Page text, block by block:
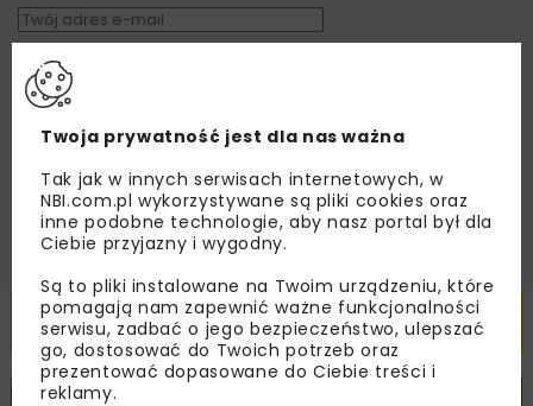
Zapoznałam/em się z
Regulaminem
podany przeze mnie adres e-mail korespondencji
ZAPISZ MNIE
Powiązane artykuły
Twoja prywatność jest dla nas ważna
Tak jak w innych serwisach internetowych, w
NBI.com.pl wykorzystywane są pliki cookies oraz
inne podobne technologie, aby nasz portal był dla
Ciebie przyjazny i wygodny.
Są to pliki instalowane na Twoim urządzeniu, które
pomagają nam zapewnić ważne funkcjonalności
serwisu, zadbać o jego bezpieczeństwo, ulepszać
go, dostosować do Twoich potrzeb oraz
prezentować dopasowane do Ciebie treści i
reklamy.